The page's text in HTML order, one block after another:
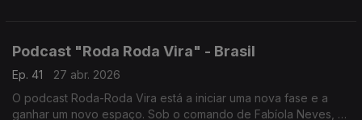
Podcast "Roda Roda Vira" - Brasil
Ep. 41
27 abr. 2026
O podcast Roda-Roda Vira está a iniciar uma nova fase e a
ganhar um novo espaço. Sob o comando de Fabíola Neves, o